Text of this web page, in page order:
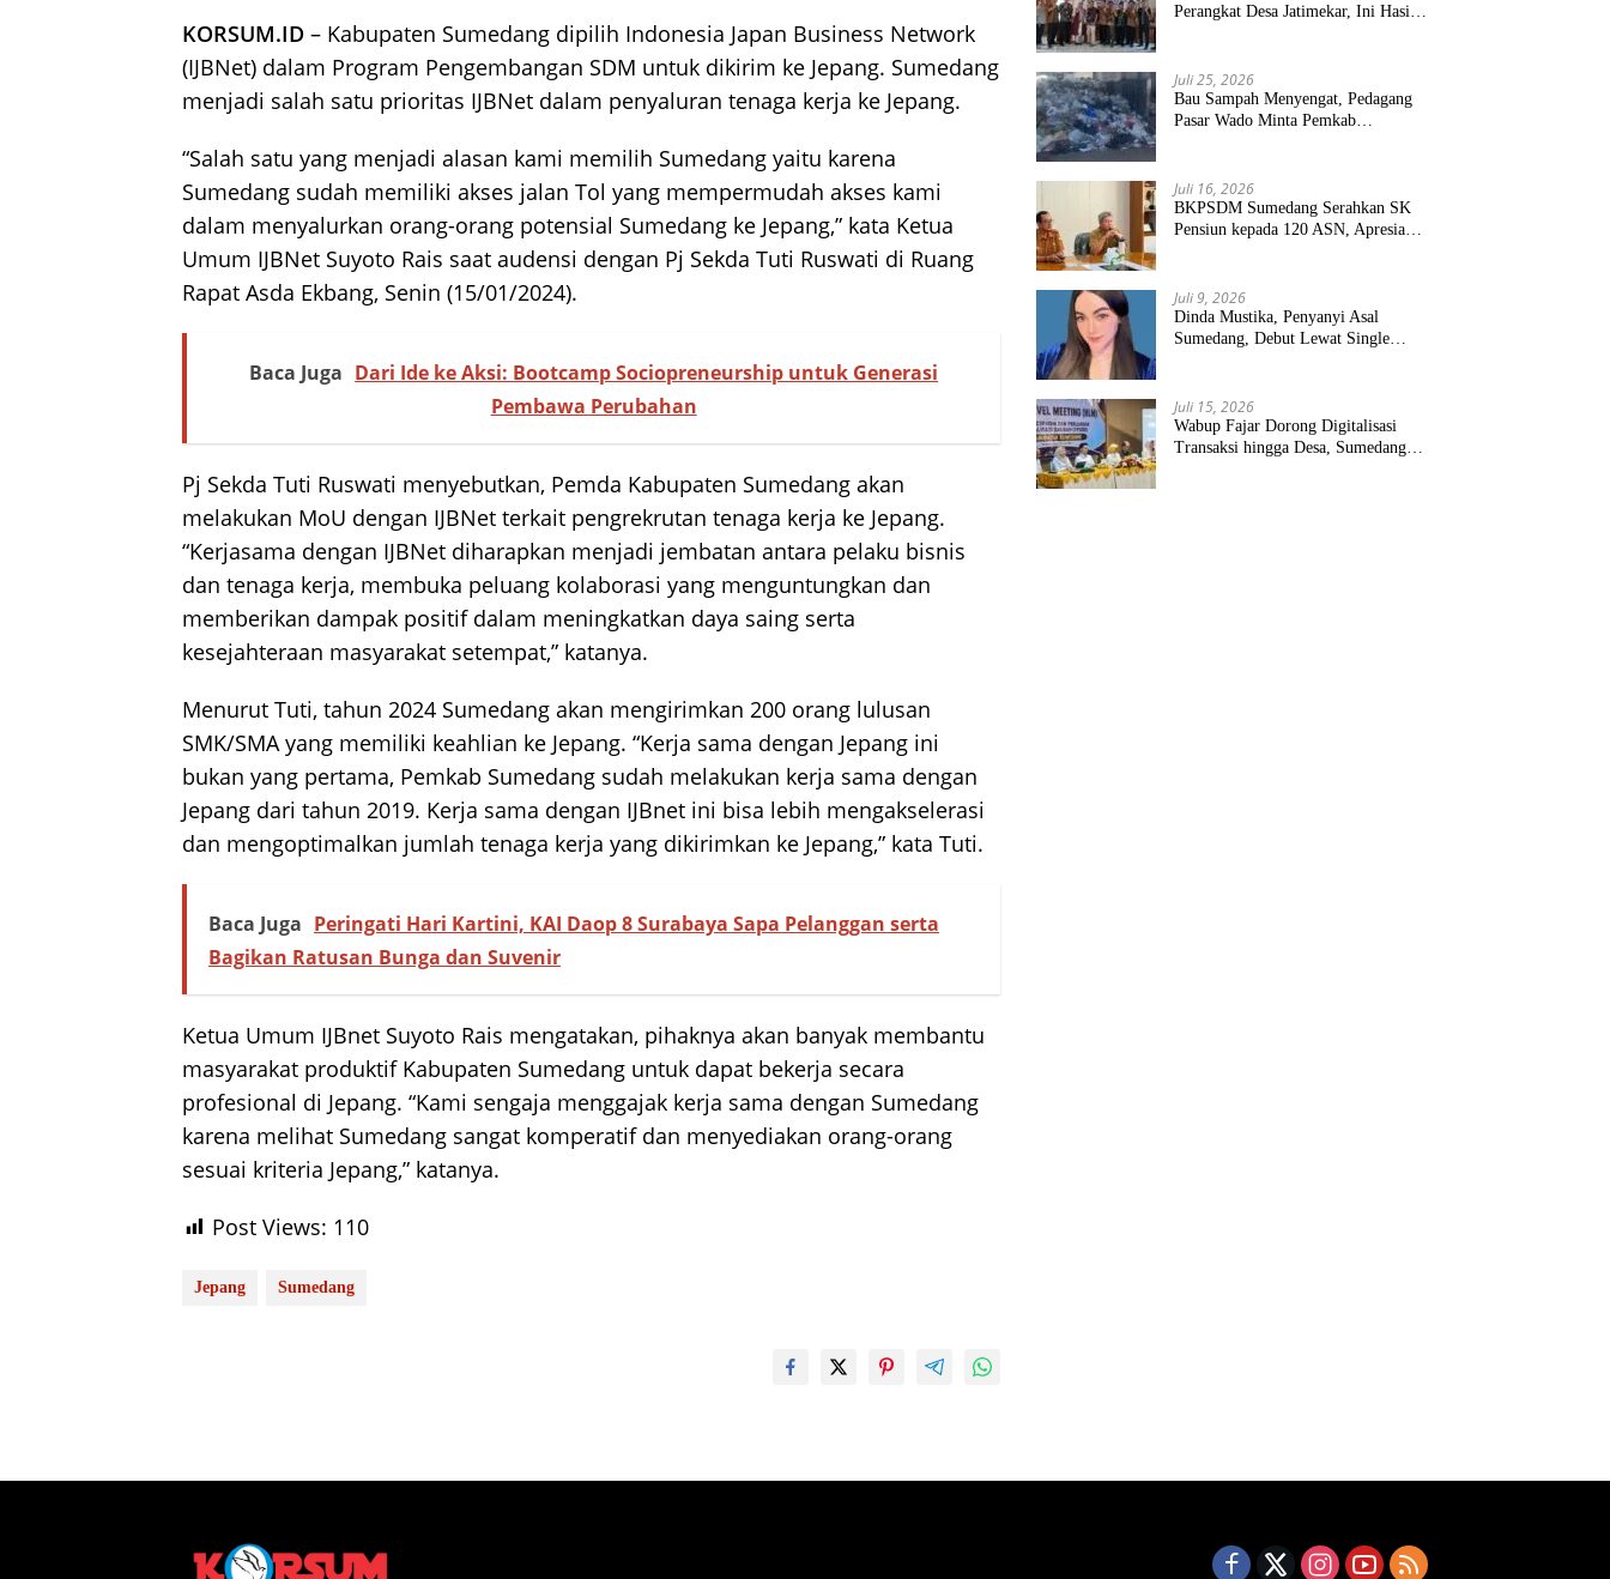
KORSUM.ID – Kabupaten Sumedang dipilih Indonesia Japan Business Network
(IJBNet) dalam Program Pengembangan SDM untuk dikirim ke Jepang. Sumedang
menjadi salah satu prioritas IJBNet dalam penyaluran tenaga kerja ke Jepang.
“Salah satu yang menjadi alasan kami memilih Sumedang yaitu karena
Sumedang sudah memiliki akses jalan Tol yang mempermudah akses kami
dalam menyalurkan orang-orang potensial Sumedang ke Jepang,” kata Ketua
Umum IJBNet Suyoto Rais saat audensi dengan Pj Sekda Tuti Ruswati di Ruang
Rapat Asda Ekbang, Senin (15/01/2024).
Baca Juga Dari Ide ke Aksi: Bootcamp Sociopreneurship untuk Generasi
Pembawa Perubahan
Pj Sekda Tuti Ruswati menyebutkan, Pemda Kabupaten Sumedang akan
melakukan MoU dengan IJBNet terkait pengrekrutan tenaga kerja ke Jepang.
“Kerjasama dengan IJBNet diharapkan menjadi jembatan antara pelaku bisnis
dan tenaga kerja, membuka peluang kolaborasi yang menguntungkan dan
memberikan dampak positif dalam meningkatkan daya saing serta
kesejahteraan masyarakat setempat,” katanya.
Menurut Tuti, tahun 2024 Sumedang akan mengirimkan 200 orang lulusan
SMK/SMA yang memiliki keahlian ke Jepang. “Kerja sama dengan Jepang ini
bukan yang pertama, Pemkab Sumedang sudah melakukan kerja sama dengan
Jepang dari tahun 2019. Kerja sama dengan IJBnet ini bisa lebih mengakselerasi
dan mengoptimalkan jumlah tenaga kerja yang dikirimkan ke Jepang,” kata Tuti.
Baca Juga Peringati Hari Kartini, KAI Daop 8 Surabaya Sapa Pelanggan serta
Bagikan Ratusan Bunga dan Suvenir
Ketua Umum IJBnet Suyoto Rais mengatakan, pihaknya akan banyak membantu
masyarakat produktif Kabupaten Sumedang untuk dapat bekerja secara
profesional di Jepang. “Kami sengaja menggajak kerja sama dengan Sumedang
karena melihat Sumedang sangat komperatif dan menyediakan orang-orang
sesuai kriteria Jepang,” katanya.
Post Views: 110
Jepang Sumedang
Perangkat Desa Jatimekar, Ini Hasil
Juli 25, 2026
Bau Sampah Menyengat, Pedagang
Pasar Wado Minta Pemkab
Juli 16, 2026
BKPSDM Sumedang Serahkan SK
Pensiun kepada 120 ASN, Apresiasi
Juli 9, 2026
Dinda Mustika, Penyanyi Asal
Sumedang, Debut Lewat Single
Juli 15, 2026
Wabup Fajar Dorong Digitalisasi
Transaksi hingga Desa, Sumedang